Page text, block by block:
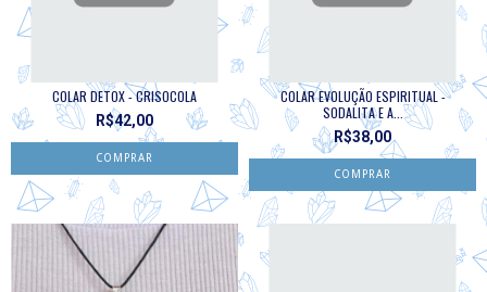
COLAR DETOX - CRISOCOLA
R$42,00
COLAR EVOLUÇÃO ESPIRITUAL -
SODALITA E A...
R$38,00